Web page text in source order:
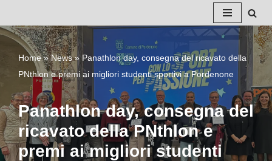
Vai
contenuto
Home»News»Panathlon day, consegna del ricavato della
PNthlon e premi ai migliori studenti sportivi a Pordenone
Panathlon day, consegna del
ricavato della PNthlon e
premi ai migliori studenti